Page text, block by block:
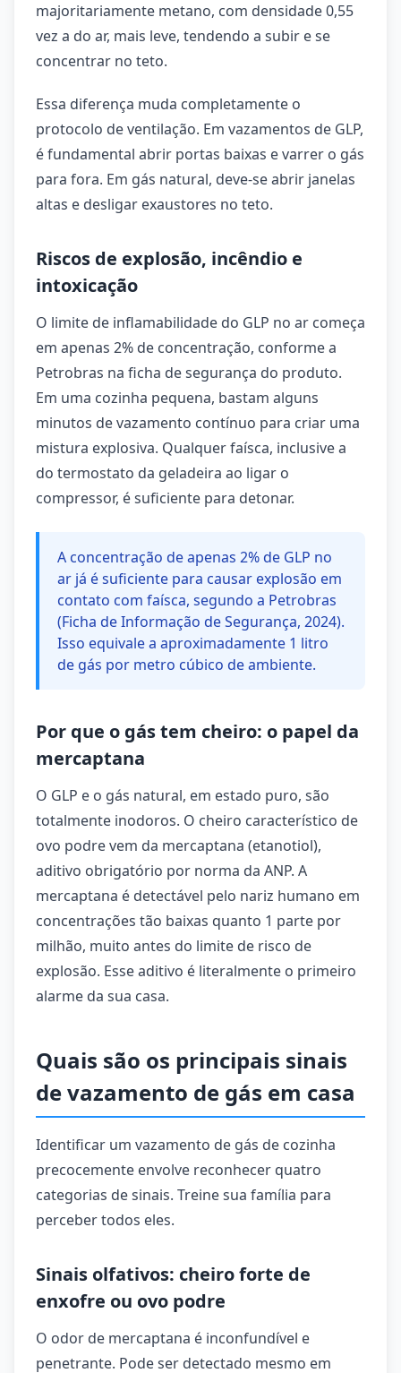
majoritariamente metano, com densidade 0,55
vez a do ar, mais leve, tendendo a subir e se
concentrar no teto.
Essa diferença muda completamente o
protocolo de ventilação. Em vazamentos de GLP,
é fundamental abrir portas baixas e varrer o gás
para fora. Em gás natural, deve-se abrir janelas
altas e desligar exaustores no teto.
Riscos de explosão, incêndio e
intoxicação
O limite de inflamabilidade do GLP no ar começa
em apenas 2% de concentração, conforme a
Petrobras na ficha de segurança do produto.
Em uma cozinha pequena, bastam alguns
minutos de vazamento contínuo para criar uma
mistura explosiva. Qualquer faísca, inclusive a
do termostato da geladeira ao ligar o
compressor, é suficiente para detonar.
A concentração de apenas 2% de GLP no
ar já é suficiente para causar explosão em
contato com faísca, segundo a Petrobras
(Ficha de Informação de Segurança, 2024).
Isso equivale a aproximadamente 1 litro
de gás por metro cúbico de ambiente.
Por que o gás tem cheiro: o papel da
mercaptana
O GLP e o gás natural, em estado puro, são
totalmente inodoros. O cheiro característico de
ovo podre vem da mercaptana (etanotiol),
aditivo obrigatório por norma da ANP. A
mercaptana é detectável pelo nariz humano em
concentrações tão baixas quanto 1 parte por
milhão, muito antes do limite de risco de
explosão. Esse aditivo é literalmente o primeiro
alarme da sua casa.
Quais são os principais sinais
de vazamento de gás em casa
Identificar um vazamento de gás de cozinha
precocemente envolve reconhecer quatro
categorias de sinais. Treine sua família para
perceber todos eles.
Sinais olfativos: cheiro forte de
enxofre ou ovo podre
O odor de mercaptana é inconfundível e
penetrante. Pode ser detectado mesmo em